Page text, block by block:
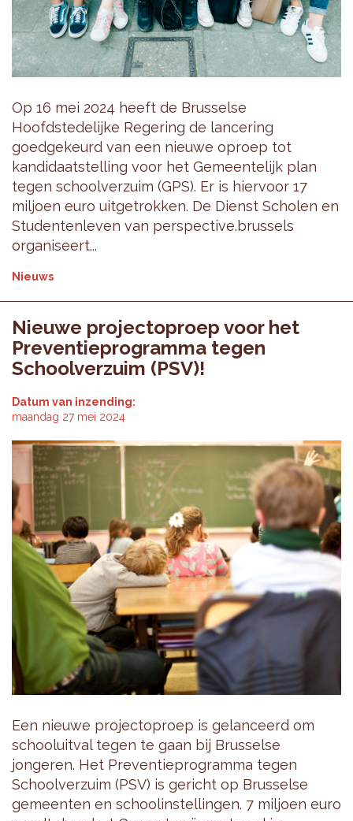
Op 16 mei 2024 heeft de Brusselse
Hoofdstedelijke Regering de lancering
goedgekeurd van een nieuwe oproep tot
kandidaatstelling voor het Gemeentelijk plan
tegen schoolverzuim (GPS). Er is hiervoor 17
miljoen euro uitgetrokken. De Dienst Scholen en
Studentenleven van perspective.brussels
organiseert...
Nieuws
Nieuwe projectoproep voor het
Preventieprogramma tegen
Schoolverzuim (PSV)!
Datum van inzending:
maandag 27 mei 2024
Een nieuwe projectoproep is gelanceerd om
schooluitval tegen te gaan bij Brusselse
jongeren. Het Preventieprogramma tegen
Schoolverzuim (PSV) is gericht op Brusselse
gemeenten en schoolinstellingen. 7 miljoen euro